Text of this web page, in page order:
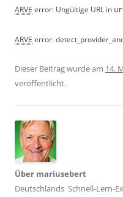
ARVE error: Ungültige URL in
ARVE error:
Dieser Beitrag wurde am 14.
veröffentlicht.
Über mariusebert
Deutschlands Schnell-Lern-